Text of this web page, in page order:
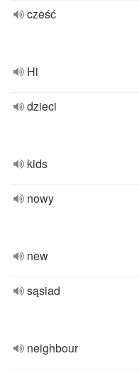
cześć
Hi
dzieci
kids
nowy
new
sąsiad
neighbour